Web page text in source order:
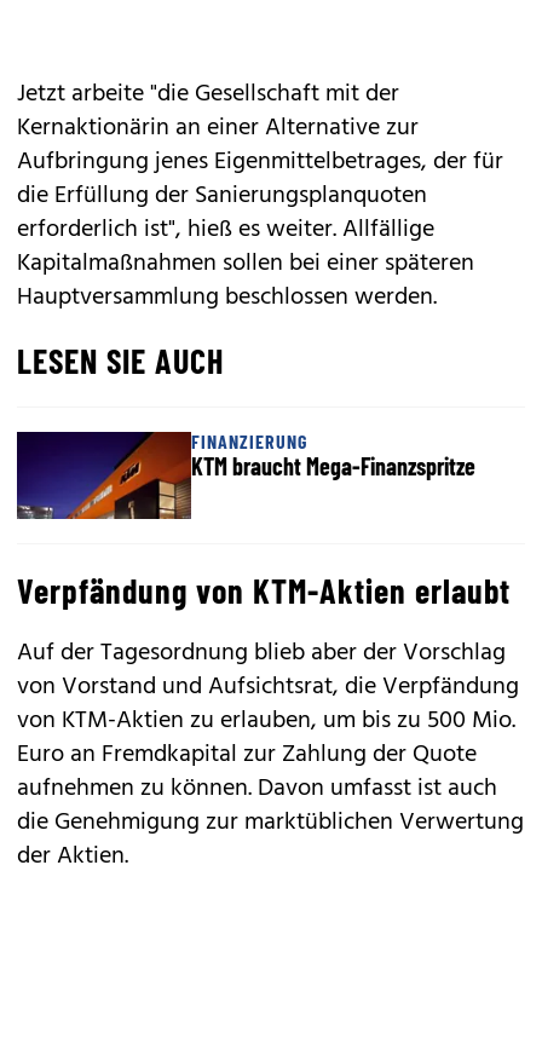
Jetzt arbeite "die Gesellschaft mit der
Kernaktionärin an einer Alternative zur
Aufbringung jenes Eigenmittelbetrages, der für
die Erfüllung der Sanierungsplanquoten
erforderlich ist", hieß es weiter. Allfällige
Kapitalmaßnahmen sollen bei einer späteren
Hauptversammlung beschlossen werden.
LESEN SIE AUCH
FINANZIERUNG
KTM braucht Mega-Finanzspritze
Verpfändung von KTM-Aktien erlaubt
Auf der Tagesordnung blieb aber der Vorschlag
von Vorstand und Aufsichtsrat, die Verpfändung
von KTM-Aktien zu erlauben, um bis zu 500 Mio.
Euro an Fremdkapital zur Zahlung der Quote
aufnehmen zu können. Davon umfasst ist auch
die Genehmigung zur marktüblichen Verwertung
der Aktien.